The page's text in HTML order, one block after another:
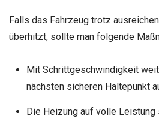
Falls das Fahrzeug trotz
überhitzt, sollte man folgende
Mit Schrittgeschwindigkeit
nächsten sicheren Haltepunkt
Die Heizung auf volle Leistung